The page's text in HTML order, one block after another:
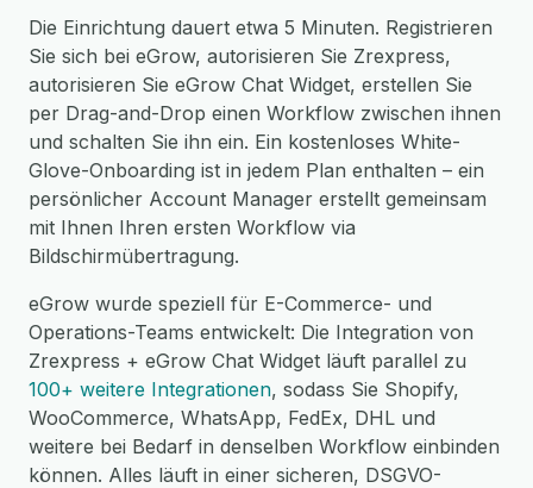
Die Einrichtung dauert etwa 5 Minuten. Registrieren
Sie sich bei eGrow, autorisieren Sie Zrexpress,
autorisieren Sie eGrow Chat Widget, erstellen Sie
per Drag-and-Drop einen Workflow zwischen ihnen
und schalten Sie ihn ein. Ein kostenloses White-
Glove-Onboarding ist in jedem Plan enthalten – ein
persönlicher Account Manager erstellt gemeinsam
mit Ihnen Ihren ersten Workflow via
Bildschirmübertragung.
eGrow wurde speziell für E-Commerce- und
Operations-Teams entwickelt: Die Integration von
Zrexpress + eGrow Chat Widget läuft parallel zu
100+ weitere Integrationen, sodass Sie Shopify,
WooCommerce, WhatsApp, FedEx, DHL und
weitere bei Bedarf in denselben Workflow einbinden
können. Alles läuft in einer sicheren, DSGVO-